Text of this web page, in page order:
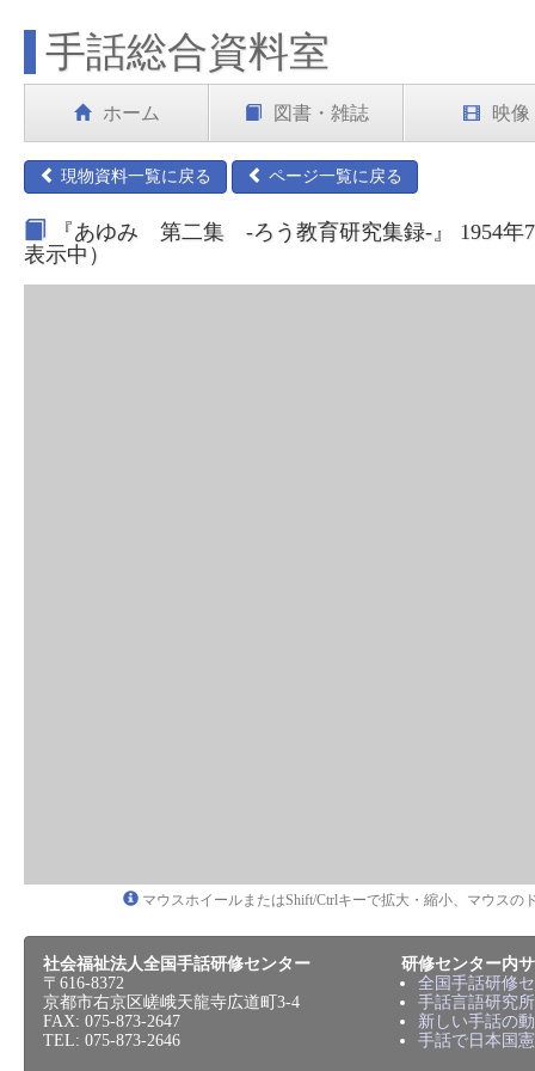
手話総合資料室
ホーム 図書・雑誌 映像
現物資料一覧に戻る ページ一覧に戻る
『あゆみ 第二集 -ろう教育研究集録-』 1954
表示中）
マウスホイールまたはShift/Ctrlキーで拡大・縮小、マウスの
社会福祉法人全国手話研修センター
〒616-8372
京都市右京区嵯峨天龍寺広道町3-4
FAX: 075-873-2647
TEL: 075-873-2646
研修センター内
全国手話研修
手話言語研究所
新しい手話の
手話で日本国